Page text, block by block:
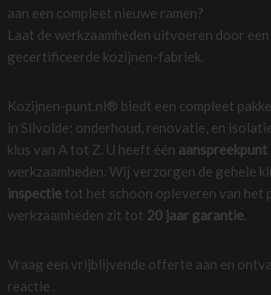
aan een compleet nieuwe ramen?
Laat de werkzaamheden uitvoeren door een
gecertificeerde kozijnen-fabriek.
Kozijnen-punt.nl® biedt een compleet
in Silvolde: onderhoud, renovatie, en
klus van A tot Z. U heeft één aanspreekpunt
werkzaamheden. Wij verzorgen de gehele
inspectietot het schoon opleveren van het
werkzaamheden zit tot 20 jaar garantie.
Vraag een vrijblijvende offerte aan en
reactie .